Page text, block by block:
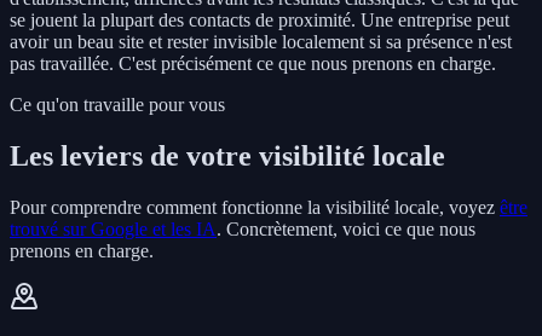
se jouent la plupart des contacts de proximité. Une entreprise peut
avoir un beau site et rester invisible localement si sa présence n'est
pas travaillée. C'est précisément ce que nous prenons en charge.
Ce qu'on travaille pour vous
Les leviers de votre visibilité locale
Pour comprendre comment fonctionne la visibilité locale, voyez être
trouvé sur Google et les IA. Concrètement, voici ce que nous
prenons en charge.